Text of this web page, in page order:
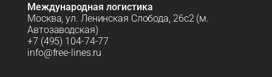
Международная логистика
Москва, ул. Ленинская Слобода, 26с2 (м.
Автозаводская)
+7 (495) 104-74-77
info@free-lines.ru